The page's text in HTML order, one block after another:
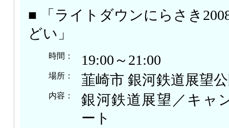
■ 「ライトダウンにらさき
どい」
時間： 19:00～21:00
場所： 韮崎市 銀河鉄道展望
内容：
銀河鉄道展望／キャ
ート